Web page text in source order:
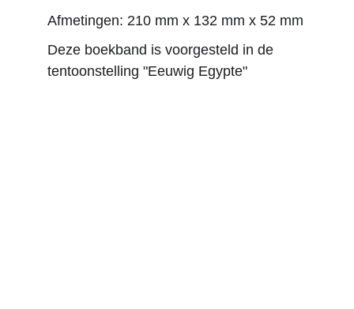
Afmetingen: 210 mm x 132 mm x 52 mm
Deze boekband is voorgesteld in de
tentoonstelling "Eeuwig Egypte"